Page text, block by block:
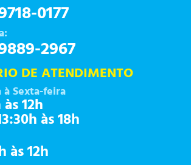
0177
2967
DE ATENDIMENTO
à Sexta-feira
12h
às 18h
às 12h